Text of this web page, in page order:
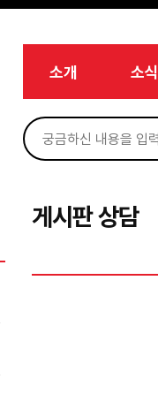
소개 소식
게시판 상담